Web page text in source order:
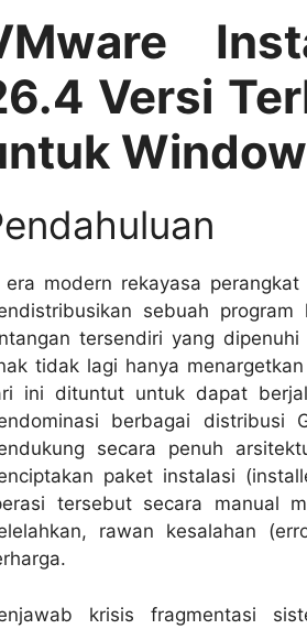
Versi
era modern rekayasa
sebuah
tersendiri yang
tidak lagi hanya
ini dituntut untuk dapat
berbagai distribusi
secara penuh
paket instalasi (
tersebut secara manual
rawan kesalahan (
krisis fragmentasi